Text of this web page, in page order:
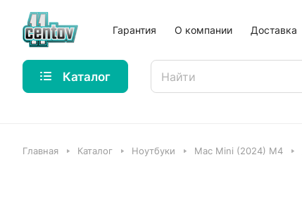
Гарантия О компании Доставка
Каталог
Главная Каталог Ноутбуки Mac Mini (2024) M4